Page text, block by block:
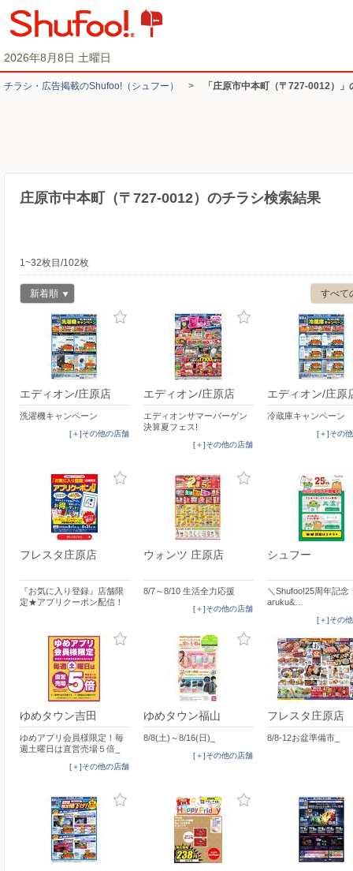
2026年8月8日 土曜日
チラシ・​広告掲載の​Shufoo!​（シュフー） > 「庄原市中本町（〒727-0012）
庄原市中本町（〒727-0012）のチラシ検索結果
1~32枚目/102枚
すべて
新着順
エディオン/庄原店
洗濯機キャンペーン
[＋]その他の店舗
エディオン/庄原店
エディオンサマーバーゲン
決算夏フェス!
[＋]その他の店舗
エディオン/庄原
冷蔵庫キャンペーン
[＋]その
フレスタ庄原店
『お気に入り登録』店舗限
定★アプリクーポン配信！
ウォンツ 庄原店
8/7～8/10 生活全力応援
[＋]その他の店舗
シュフー
＼Shufoo!25周年記
aruku&…
[＋]その
ゆめタウン吉田
ゆめアプリ会員様限定！毎
週土曜日は直営売場５倍_
[＋]その他の店舗
ゆめタウン福山
8/8(土)～8/16(日)_
[＋]その他の店舗
フレスタ庄原店
8/8-12お盆準備市_